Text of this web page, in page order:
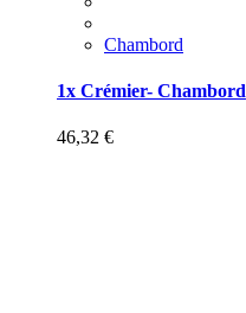
Chambord
1x Crémier- Chambord
46,32 €